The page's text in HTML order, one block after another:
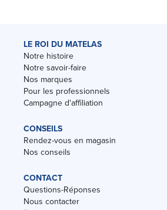
LE ROI DU MATELAS
Notre histoire
Notre savoir-faire
Nos marques
Pour les professionnels
Campagne d'affiliation
CONSEILS
Rendez-vous en magasin
Nos conseils
CONTACT
Questions-Réponses
Nous contacter